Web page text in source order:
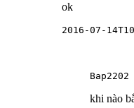
ok
2016-07-
khi nào